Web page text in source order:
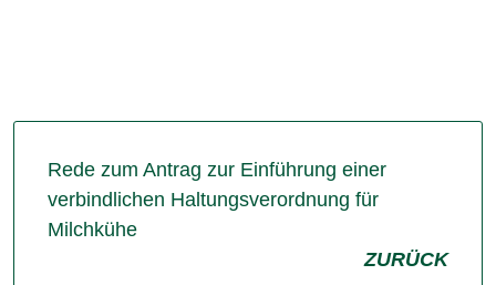
Rede zum Antrag zur Einführung einer
verbindlichen Haltungsverordnung für
Milchkühe
ZURÜCK